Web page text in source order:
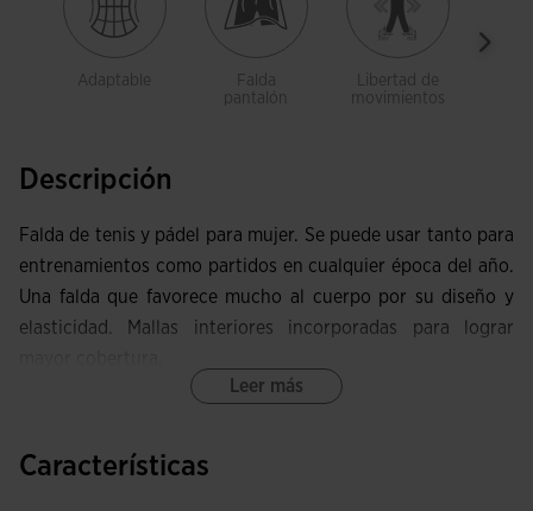
Adaptable
Falda
pantalón
Libertad de
movimientos
Descripción
Falda de tenis y pádel para mujer. Se puede usar tanto para
entrenamientos como partidos en cualquier época del año.
Una falda que favorece mucho al cuerpo por su diseño y
elasticidad. Mallas interiores incorporadas para lograr
y ligero. Abertura en los laterales para alcanzar una
Leer más
Características